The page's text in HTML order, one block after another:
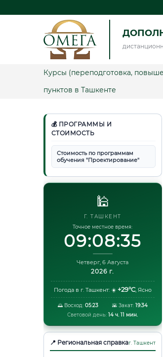
Курсы (переподготовка,
пунктов в Ташкенте
💰 ПРОГРАММЫ И
СТОИМОСТЬ
Стоимость по программам
обучения "Проектирование"
🕌
Г. ТАШКЕНТ
Точное местное время:
09:08:36
Четверг, 6 Августа
2026 г.
Погода в г. Ташкент: ☀️ +29°C, Ясно
🌅 Восход: 05:23 🌇 Закат: 19:34
Световой день: 14 ч. 11 мин.
📍 Региональная справкаг. Ташкент